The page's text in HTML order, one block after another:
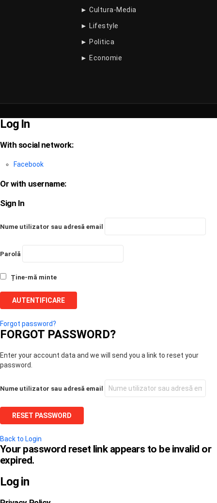
► Cultura-Media
► Lifestyle
► Politica
► Economie
Log In
With social network:
Facebook
Or with username:
Sign In
Nume utilizator sau adresă email
Parolă
Ține-mă minte
Forgot password?
FORGOT PASSWORD?
Enter your account data and we will send you a link to reset your
password.
Nume utilizator sau adresă email
Back to Login
Your password reset link appears to be invalid or
expired.
Log in